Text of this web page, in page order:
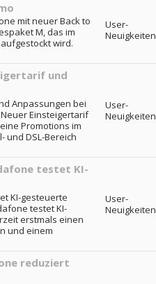
mit neuer Back to
M, das im
wird.
User-
Neuigkeiten
und
Anpassungen bei
Einsteigertarif
Promotions im
und DSL-Bereich
User-
Neuigkeiten
testet KI-
KI-gesteuerte
testet KI-
erstmals einen
und einem
User-
Neuigkeiten
reduziert